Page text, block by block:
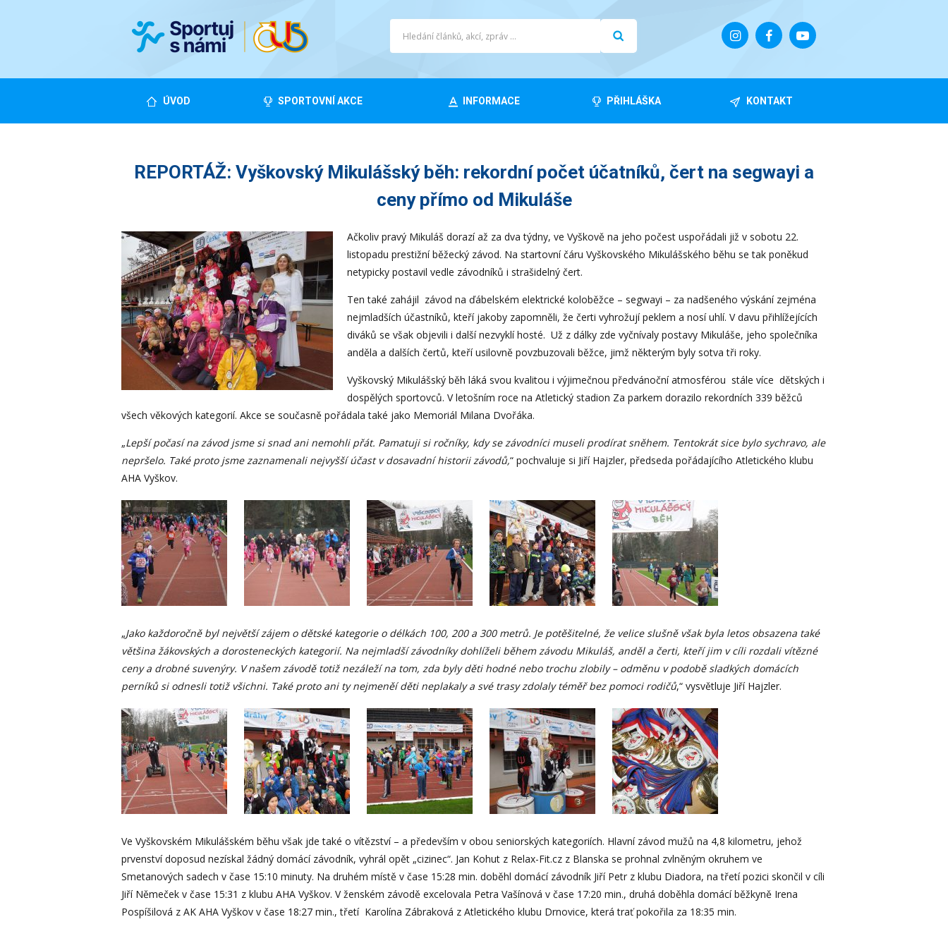
ÚVOD SPORTOVNÍ AKCE INFORMACE PŘIHLÁŠKA KONTAKT
REPORTÁŽ: Vyškovský Mikulášský běh: rekordní počet účatníků, čert na segwayi a
ceny přímo od Mikuláše
Ačkoliv pravý Mikuláš dorazí až za dva týdny, ve Vyškově na jeho počest uspořádali již v sobotu 22.
listopadu prestižní běžecký závod. Na startovní čáru Vyškovského Mikulášského běhu se tak poněkud
netypicky postavil vedle závodníků i strašidelný čert.
Ten také zahájil závod na ďábelském elektrické koloběžce – segwayi – za nadšeného výskání zejména
nejmladších účastníků, kteří jakoby zapomněli, že čerti vyhrožují peklem a nosí uhlí. V davu přihlížejících
diváků se však objevili i další nezvyklí hosté. Už z dálky zde vyčnívaly postavy Mikuláše, jeho společníka
anděla a dalších čertů, kteří usilovně povzbuzovali běžce, jimž některým byly sotva tři roky.
Vyškovský Mikulášský běh láká svou kvalitou i výjimečnou předvánoční atmosférou stále více dětských i
dospělých sportovců. V letošním roce na Atletický stadion Za parkem dorazilo rekordních 339 běžců
všech věkových kategorií. Akce se současně pořádala také jako Memoriál Milana Dvořáka.
„Lepší počasí na závod jsme si snad ani nemohli přát. Pamatuji si ročníky, kdy se závodníci museli prodírat sněhem. Tentokrát sice bylo sychravo, ale
nepršelo. Také proto jsme zaznamenali nejvyšší účast v dosavadní historii závodů,“ pochvaluje si Jiří Hajzler, předseda pořádajícího Atletického klubu
AHA Vyškov.
„Jako každoročně byl největší zájem o dětské kategorie o délkách 100, 200 a 300 metrů. Je potěšitelné, že velice slušně však byla letos obsazena také
většina žákovských a dorosteneckých kategorií. Na nejmladší závodníky dohlíželi během závodu Mikuláš, anděl a čerti, kteří jim v cíli rozdali vítězné
ceny a drobné suvenýry. V našem závodě totiž nezáleží na tom, zda byly děti hodné nebo trochu zlobily – odměnu v podobě sladkých domácích
perníků si odnesli totiž všichni. Také proto ani ty nejmeněí děti neplakaly a své trasy zdolaly téměř bez pomoci rodičů,“ vysvětluje Jiří Hajzler.
Ve Vyškovském Mikulášském běhu však jde také o vítězství – a především v obou seniorských kategoriích. Hlavní závod mužů na 4,8 kilometru, jehož
prvenství doposud nezískal žádný domácí závodník, vyhrál opět „cizinec“. Jan Kohut z Relax-Fit.cz z Blanska se prohnal zvlněným okruhem ve
Smetanových sadech v čase 15:10 minuty. Na druhém místě v čase 15:28 min. doběhl domácí závodník Jiří Petr z klubu Diadora, na třetí pozici skončil v cíli
Jiří Němeček v čase 15:31 z klubu AHA Vyškov. V ženském závodě excelovala Petra Vašínová v čase 17:20 min., druhá doběhla domácí běžkyně Irena
Pospíšilová z AK AHA Vyškov v čase 18:27 min., třetí Karolína Zábraková z Atletického klubu Drnovice, která trať pokořila za 18:35 min.